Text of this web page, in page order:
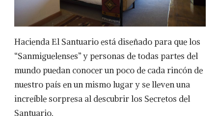
Hacienda El Santuario está diseñado para que los
“Sanmiguelenses” y personas de todas partes del
mundo puedan conocer un poco de cada rincón de
nuestro país en un mismo lugar y se lleven una
increíble sorpresa al descubrir los Secretos del
Santuario.